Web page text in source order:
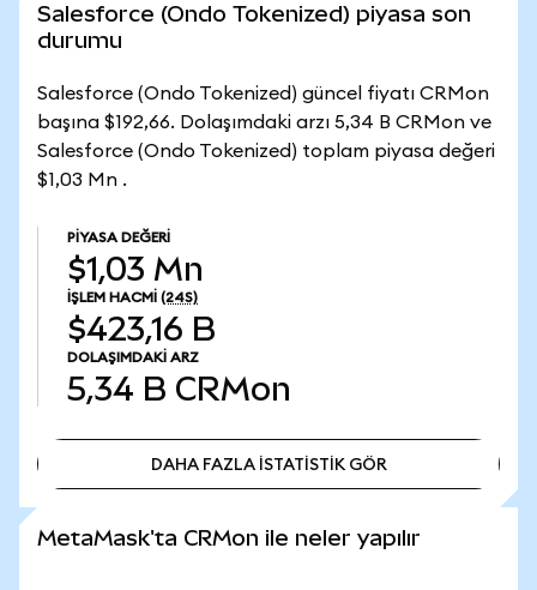
Salesforce (Ondo Tokenized) piyasa son
durumu
Salesforce (Ondo Tokenized) güncel fiyatı CRMon
başına $192,66. Dolaşımdaki arzı 5,34 B CRMon ve
Salesforce (Ondo Tokenized) toplam piyasa değeri
$1,03 Mn .
PIYASA DEĞERI
$1,03 Mn
İŞLEM HACMI (24S)
$423,16 B
DOLAŞIMDAKI ARZ
5,34 B CRMon
DAHA FAZLA İSTATİSTİK GÖR
MetaMask'ta CRMon ile neler yapılır